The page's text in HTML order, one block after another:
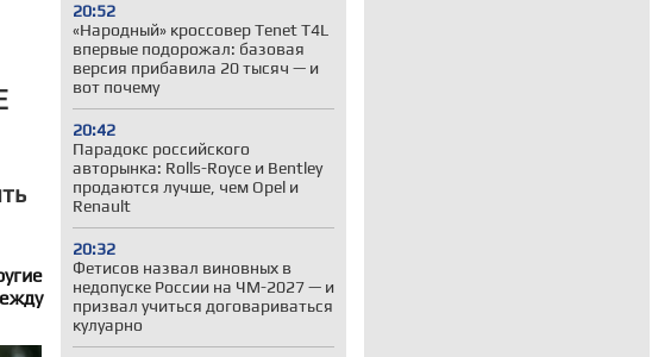
20:52
«Народный» кроссовер Tenet T4L
впервые подорожал: базовая
версия прибавила 20 тысяч — и
вот почему
20:42
Парадокс российского
авторынка: Rolls-Royce и Bentley
продаются лучше, чем Opel и
Renault
20:32
Фетисов назвал виновных в
недопуске России на ЧМ-2027 — и
призвал учиться договариваться
кулуарно